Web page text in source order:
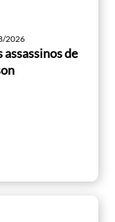
2026
assassinos de